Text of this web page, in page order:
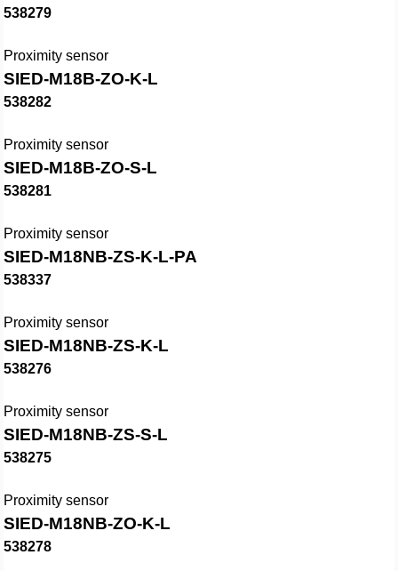
538279
Proximity sensor
SIED-M18B-ZO-K-L
538282
Proximity sensor
SIED-M18B-ZO-S-L
538281
Proximity sensor
SIED-M18NB-ZS-K-L-PA
538337
Proximity sensor
SIED-M18NB-ZS-K-L
538276
Proximity sensor
SIED-M18NB-ZS-S-L
538275
Proximity sensor
SIED-M18NB-ZO-K-L
538278